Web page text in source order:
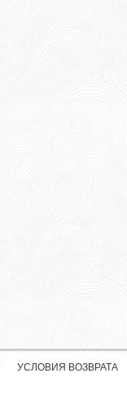
УСЛОВИЯ ВОЗВРАТА